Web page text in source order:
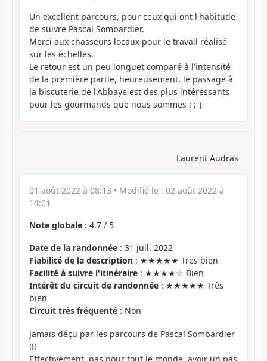
Un excellent parcours, pour ceux qui ont l'habitude
de suivre Pascal Sombardier.
Merci aux chasseurs locaux pour le travail réalisé
sur les échelles.
Le retour est un peu longuet comparé à l'intensité
de la première partie, heureusement, le passage à
la biscuterie de l'Abbaye est des plus intéressants
pour les gourmands que nous sommes ! ;-)
Laurent Audras
01 août 2022 à 08:13 • Modifié le : 02 août 2022 à
14:01
Note globale : 4.7 / 5
Date de la randonnée : 31 juil. 2022
Fiabilité de la description : ★★★★★ Très bien
Facilité à suivre l'itinéraire : ★★★★☆ Bien
Intérêt du circuit de randonnée : ★★★★★ Très
bien
Circuit très fréquenté : Non
Jamais déçu par les parcours de Pascal Sombardier
!!!